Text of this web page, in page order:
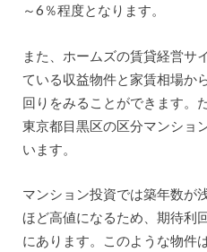
～6％程度となります。
また、ホームズの賃貸経営サ
ている収益物件と家賃相場か
回りをみることができます。
東京都目黒区の区分マンショ
います。
マンション投資では築年数が
ほど高値になるため、期待利
にあります。このような物件